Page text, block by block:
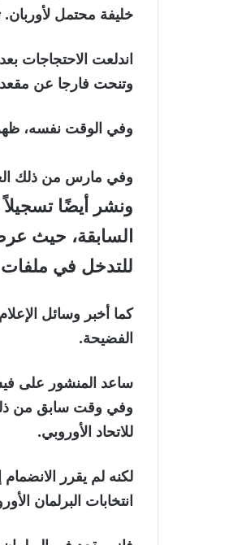
خليفة محتمل لأوربان.
اندلعت الاحتجاجات
وتنحت فارجا عن
وفي الوقت نفسه،
وفي مارس من ذلك
السابقة، حيث
للتدخل في
كما أخبر وسائل
الفضيحة.
ساعد المنشور على
وفي وقت سابق من
للاتحاد الأوروبي.
انتخابات البرلمان الأوروبي عام 2024 والانتخابات